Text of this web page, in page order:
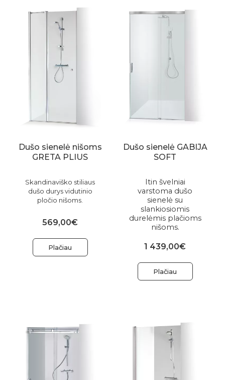
Dušo sienelė nišoms
GRETA PLIUS
Skandinaviško stiliaus
dušo durys vidutinio
pločio nišoms.
569,00€
Plačiau
Dušo sienelė GABIJA
SOFT
Itin švelniai
varstoma dušo
sienelė su
slankiosiomis
durelėmis plačioms
nišoms.
1 439,00€
Plačiau